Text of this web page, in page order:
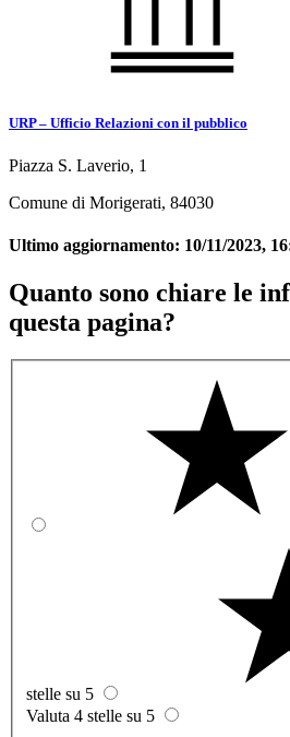
URP – Ufficio Relazioni con il pubblico
Piazza S. Laverio, 1
Comune di Morigerati, 84030
Ultimo aggiornamento: 10/11/2023,
Quanto sono chiare le
questa pagina?
stelle su 5
Valuta 4 stelle su 5